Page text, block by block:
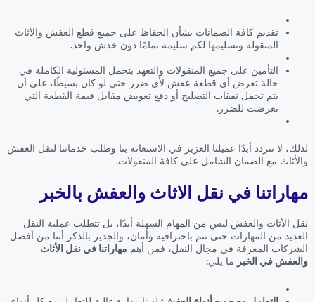
تقديم كافة الضمانات بشأن الحفاظ على جميع قطع العفش والأثاث
المنقولة وتسليمها لكم سليمة تمامًا دون خدش واحد.
التأمين على جميع المنقولات والتعهد بتحمل المسئولية الكاملة في
حالة تعرض أي قطعة عفش لأي ضرر حتى لو كان بسيطًا، على أن
يتم تحمل نفقات التصليح أو دفع تعويض مقابل قيمة القطعة التي
تعرضت للضرر.
لذلك، لا تتردد أبدًا عميلنا العزيز في الاستعانة بنا وطلب خدماتنا لنقل العفش
والأثاث مع الضمان الشامل على كافة المنقولات.
مهاراتنا في نقل الاثاث والعفش بالخبر
نقل الأثاث والعفش ليس من المهام السهلة أبدًا، بل تتطلب عملية النقل
العديد من المهارات حتى تتم باحترافية وأمان، والجدير بالذكر أننا من أفضل
الشركات المعرفة في مجال النقل، فمن أهم مهاراتنا في نقل الأثاث
والعفش في الخبر ما يلي: